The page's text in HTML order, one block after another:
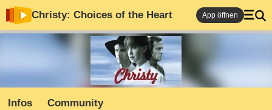
Christy: Choices of the Heart App öffnen
Infos Community